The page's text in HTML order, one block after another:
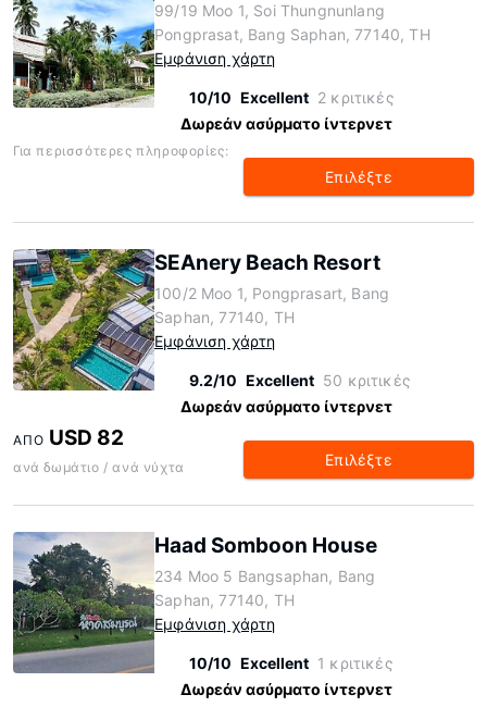
99/19 Moo 1, Soi Thungnunlang
Pongprasat, Bang Saphan, 77140, TH
Εμφάνιση χάρτη
10/10 Excellent 2 κριτικές
Δωρεάν ασύρματο ίντερνετ
Για περισσότερες πληροφορίες:
Επιλέξτε
SEAnery Beach Resort
100/2 Moo 1, Pongprasart, Bang
Saphan, 77140, TH
Εμφάνιση χάρτη
9.2/10 Excellent 50 κριτικές
Δωρεάν ασύρματο ίντερνετ
ΑΠΌ USD 82
ανά δωμάτιο / ανά νύχτα Επιλέξτε
Haad Somboon House
234 Moo 5 Bangsaphan, Bang
Saphan, 77140, TH
Εμφάνιση χάρτη
10/10 Excellent 1 κριτικές
Δωρεάν ασύρματο ίντερνετ